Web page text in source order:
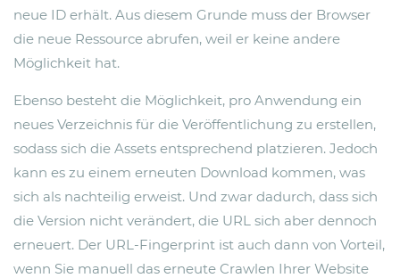
neue ID erhält. Aus diesem Grunde muss der Browser
die neue Ressource abrufen, weil er keine andere
Möglichkeit hat.
Ebenso besteht die Möglichkeit, pro Anwendung ein
neues Verzeichnis für die Veröffentlichung zu erstellen,
sodass sich die Assets entsprechend platzieren. Jedoch
kann es zu einem erneuten Download kommen, was
sich als nachteilig erweist. Und zwar dadurch, dass sich
die Version nicht verändert, die URL sich aber dennoch
erneuert. Der URL-Fingerprint ist auch dann von Vorteil,
wenn Sie manuell das erneute Crawlen Ihrer Website